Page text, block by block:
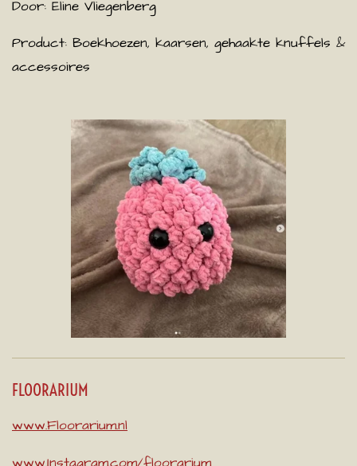
Door: Eline Vliegenberg
Product: Boekhoezen, kaarsen, gehaakte knuffels &
accessoires
FLOORARIUM
www.Floorarium.nl